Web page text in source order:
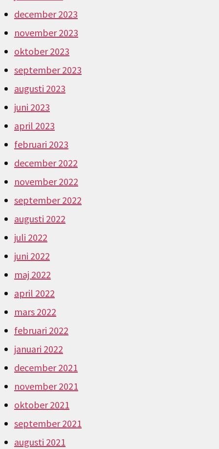
december 2023
november 2023
oktober 2023
september 2023
augusti 2023
juni 2023
april 2023
februari 2023
december 2022
november 2022
september 2022
augusti 2022
juli 2022
juni 2022
maj 2022
april 2022
mars 2022
februari 2022
januari 2022
december 2021
november 2021
oktober 2021
september 2021
augusti 2021